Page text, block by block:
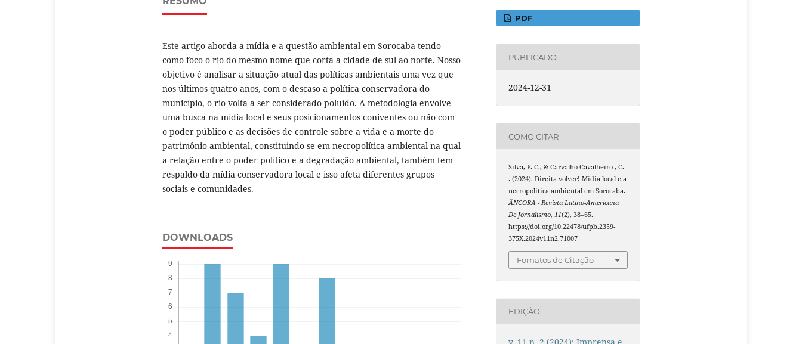
Este artigo aborda a mídia e a questão ambiental em Sorocaba tendo
como foco o rio do mesmo nome que corta a cidade de sul ao norte. Nosso
objetivo é analisar a situação atual das políticas ambientais uma vez que
nos últimos quatro anos, com o descaso a política conservadora do
município, o rio volta a ser considerado poluído. A metodologia envolve
uma busca na mídia local e seus posicionamentos coniventes ou não com
o poder público e as decisões de controle sobre a vida e a morte do
patrimônio ambiental, constituindo-se em necropolítica ambiental na qual
a relação entre o poder político e a degradação ambiental, também tem
respaldo da mídia conservadora local e isso afeta diferentes grupos
sociais e comunidades.
DOWNLOADS
PDF
PUBLICADO
2024-12-31
COMO CITAR
Silva, P. C., & Carvalho Cavalheiro , C.
. (2024). Direita volver! Mídia local e a
necropolítica ambiental em Sorocaba.
ÂNCORA - Revista Latino-Americana
De Jornalismo,11(2), 38–65.
https://doi.org/10.22478/ufpb.2359-
375X.2024v11n2.71007
Fomatos de Citação
EDIÇÃO